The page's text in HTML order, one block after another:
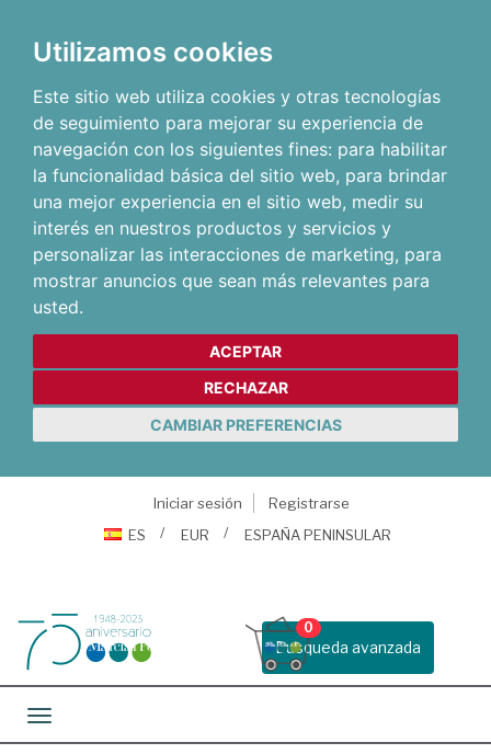
Utilizamos cookies
Este sitio web utiliza cookies y otras tecnologías
de seguimiento para mejorar su experiencia de
navegación con los siguientes fines: para habilitar
la funcionalidad básica del sitio web, para brindar
una mejor experiencia en el sitio web, medir su
interés en nuestros productos y servicios y
personalizar las interacciones de marketing, para
mostrar anuncios que sean más relevantes para
usted.
ACEPTAR
RECHAZAR
CAMBIAR PREFERENCIAS
Iniciar sesión
Registrarse
ES
EUR ESPAÑA PENINSULAR
Busqueda avanzada
0
Toggle navigation